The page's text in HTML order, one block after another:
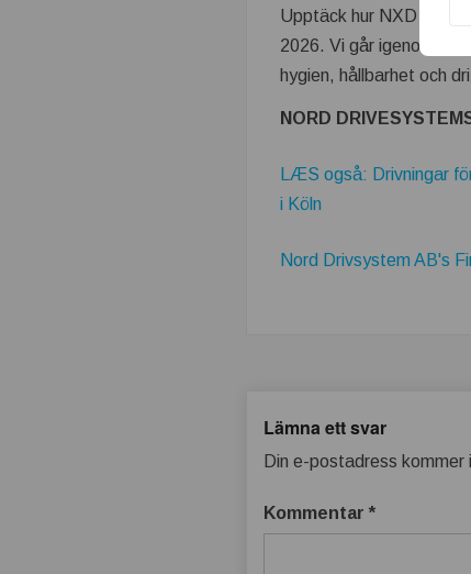
Upptäck hur NXD
2026. Vi går igenom
hygien, hållbarhet och
NORD
LÆS også: Drivningar
i Köln
Nord Drivsystem AB's
Lämna ett svar
Din e-postadress kommer
Kommentar*